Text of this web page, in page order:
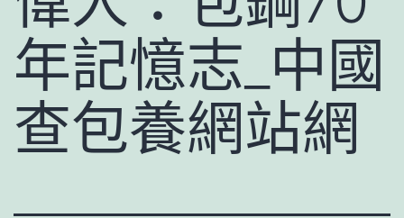
年記憶志_中國
查包養網站網